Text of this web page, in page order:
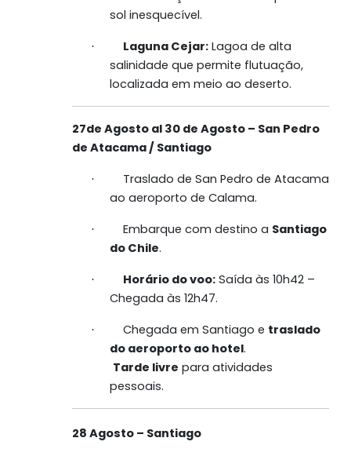
sol inesquecível.
· Laguna Cejar: Lagoa de alta
salinidade que permite flutuação,
localizada em meio ao deserto.
27de Agosto al 30 de Agosto – San Pedro
de Atacama / Santiago
·
Traslado de San Pedro de Atacama
ao aeroporto de Calama.
· Embarque com destino a Santiago
do Chile.
· Horário do voo: Saída às 10h42 –
Chegada às 12h47.
· Chegada em Santiago e traslado
do aeroporto ao hotel.
Tarde livre para atividades
pessoais.
28 Agosto – Santiago